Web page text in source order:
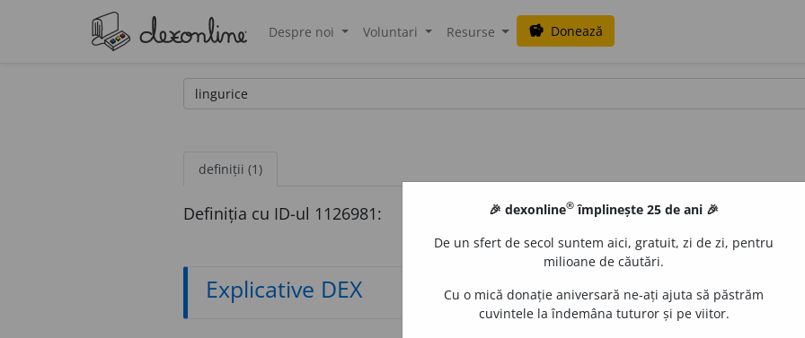
Despre noi Voluntari Resurse savings Donează
definiții (1)
Definiția cu ID-ul 1126981:
Explicative DEX
🎉 dexonline® împlinește 25 de ani 🎉
De un sfert de secol suntem aici, gratuit, zi de zi, pentru
milioane de căutări.
Cu o mică donație aniversară ne-ați ajuta să păstrăm
cuvintele la îndemâna tuturor și pe viitor.